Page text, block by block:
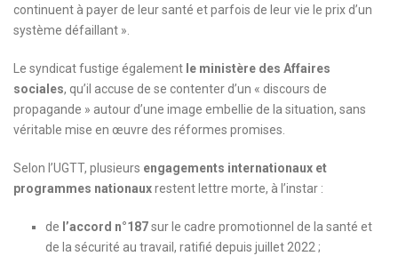
continuent à payer de leur santé et parfois de leur vie le prix d’un
système défaillant ».
Le syndicat fustige également le ministère des Affaires
sociales, qu’il accuse de se contenter d’un « discours de
propagande » autour d’une image embellie de la situation, sans
véritable mise en œuvre des réformes promises.
Selon l’UGTT, plusieurs engagements internationaux et
programmes nationauxrestent lettre morte, à l’instar :
de l’accord n°187sur le cadre promotionnel de la santé et
de la sécurité au travail, ratifié depuis juillet 2022 ;